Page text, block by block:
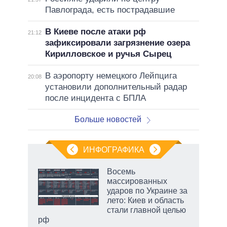
Павлограда, есть пострадавшие
21:12
В Киеве после атаки рф
зафиксировали загрязнение озера
Кирилловское и ручья Сырец
20:08
В аэропорту немецкого Лейпцига
установили дополнительный радар
после инцидента с БПЛА
Больше новостей
ИНФОГРАФИКА
Восемь
массированных
ударов по Украине за
лето: Киев и область
стали главной целью
рф